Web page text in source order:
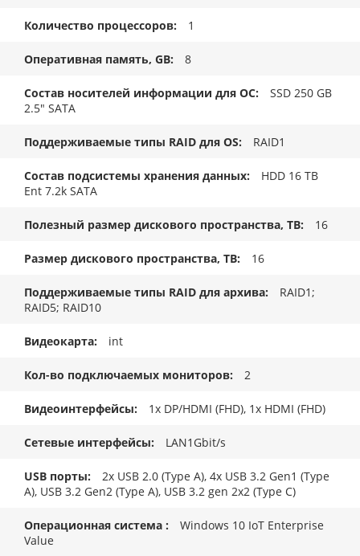
Количество процессоров 1
Оперативная память, GB 8
Состав носителей информации для ОС
SSD 250 GB
2.5" SATA
Поддерживаемые типы RAID для OS RAID1
Состав подсистемы хранения данных
HDD 16 TB
Ent 7.2k SATA
Полезный размер дискового пространства, TB 16
Размер дискового пространства, ТB 16
Поддерживаемые типы RAID для архива
RAID1;
RAID5; RAID10
Видеокарта int
Кол-во подключаемых мониторов 2
Видеоинтерфейсы 1x DP/HDMI (FHD), 1x HDMI (FHD)
Сетевые интерфейсы LAN1Gbit/s
USB порты
2x USB 2.0 (Type A), 4x USB 3.2 Gen1 (Type
A), USB 3.2 Gen2 (Type A), USB 3.2 gen 2x2 (Type C)
Операционная система
Windows 10 IoT Enterprise
Value